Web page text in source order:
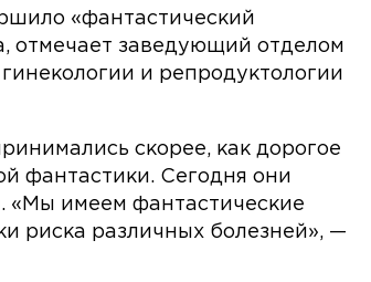
«фантастический
отмечает заведующий отделом
и репродуктологии
скорее, как дорогое
фантастики. Сегодня они
«Мы имеем фантастические
риска различных болезней», —